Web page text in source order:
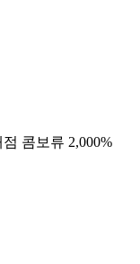
콤보류 2,000%